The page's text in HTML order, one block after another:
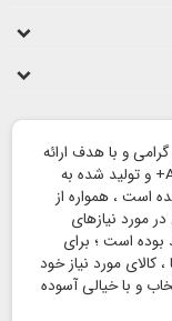
و با هدف ارائه
کالاهایی با کیفیت تولید شده با مواد اولیه درجه A+ و تولید شده به
است ، همواره از
مورد نیازهای
بوده است ؛ برای
کالای مورد نیاز خود
و با خیالی آسوده